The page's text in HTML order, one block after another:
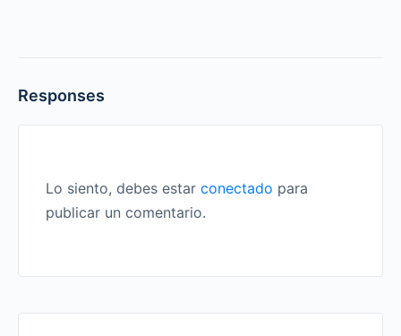
Responses
Lo siento, debes estar conectado para
publicar un comentario.